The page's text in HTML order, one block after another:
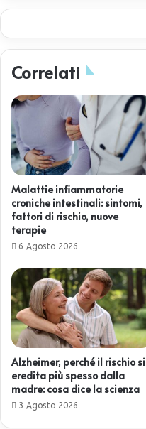
Correlati
Malattie infiammatorie
croniche intestinali: sintomi,
fattori di rischio, nuove
terapie
6 Agosto 2026
Alzheimer, perché il rischio si
eredita più spesso dalla
madre: cosa dice la scienza
3 Agosto 2026